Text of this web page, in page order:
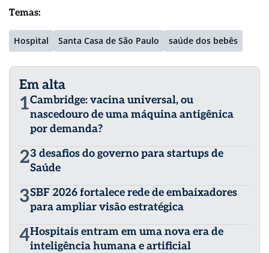
Temas:
Hospital Santa Casa de São Paulo saúde dos bebês
Em alta
1Cambridge: vacina universal, ou
nascedouro de uma máquina antigênica
por demanda?
23 desafios do governo para startups de
Saúde
3SBF 2026 fortalece rede de embaixadores
para ampliar visão estratégica
4Hospitais entram em uma nova era de
inteligência humana e artificial